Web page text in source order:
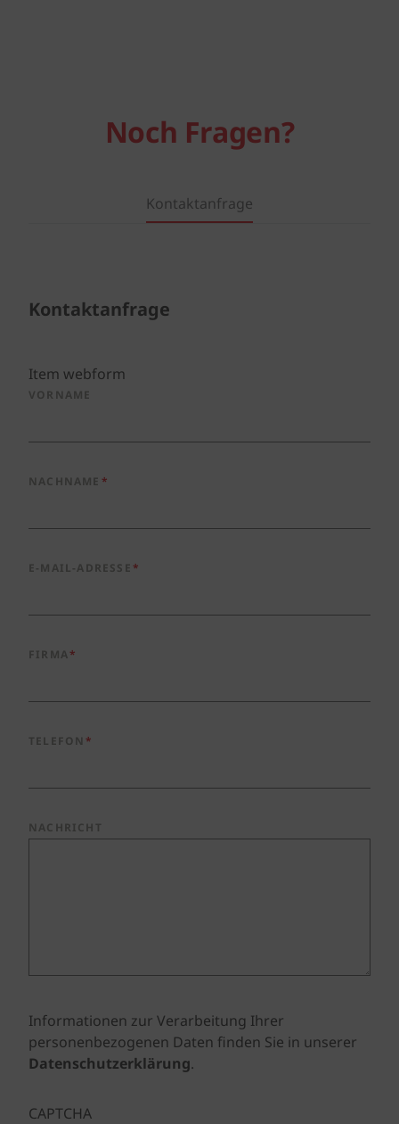
Noch Fragen?
Kontaktanfrage
Kontaktanfrage
Item webform
VORNAME
NACHNAME
E-MAIL-ADRESSE
FIRMA
TELEFON
NACHRICHT
Informationen zur Verarbeitung Ihrer
personenbezogenen Daten finden Sie in unserer
Datenschutzerklärung.
CAPTCHA